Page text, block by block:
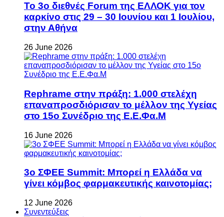
Το 3ο διεθνές Forum της ΕΛΛΟΚ για τον
καρκίνο στις 29 – 30 Ιουνίου και 1 Ιουλίου,
στην Αθήνα
26 June 2026
Rephrame στην πράξη: 1.000 στελέχη
επαναπροσδιόρισαν το μέλλον της Υγείας
στο 15ο Συνέδριο της Ε.Ε.Φα.Μ
16 June 2026
3ο ΣΦΕΕ Summit: Μπορεί η Ελλάδα να
γίνει κόμβος φαρμακευτικής καινοτομίας;
12 June 2026
Συνεντεύξεις